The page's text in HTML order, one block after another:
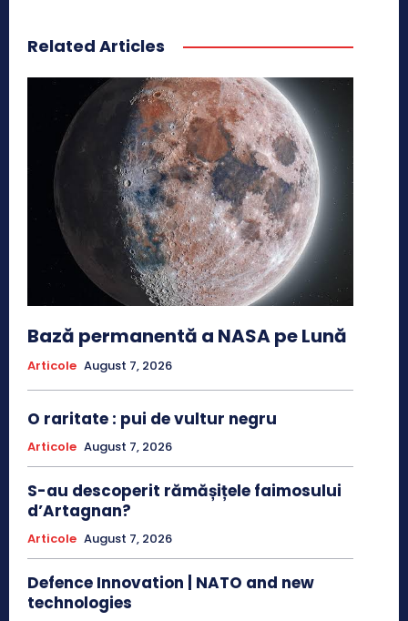
Related Articles
Bază permanentă a NASA pe Lună
Articole August 7, 2026
O raritate : pui de vultur negru
Articole August 7, 2026
S-au descoperit rămășițele faimosului
d’Artagnan?
Articole August 7, 2026
Defence Innovation | NATO and new
technologies